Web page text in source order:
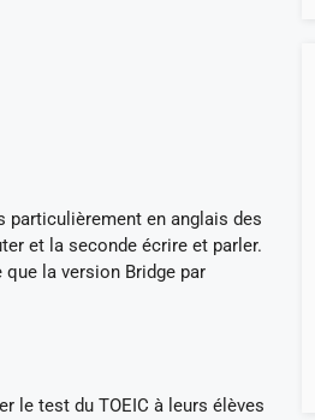
particulièrement en anglais des
et la seconde écrire et parler.
la version Bridge par
le test du TOEIC à leurs élèves